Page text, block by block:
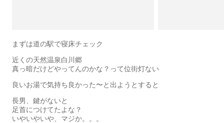
まずは道の駅で寝床チェック
近くの天然温泉白川郷
真っ暗だけどやってんのかな？って位街灯ない
良いお湯で気持ち良かった〜と出ようとすると
長男、鍵がないと
足首につけてたよな？
いやいやいや、マジか。。。